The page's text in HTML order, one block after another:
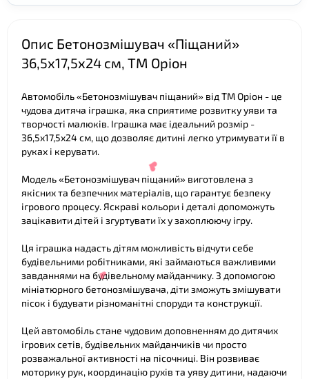
Опис Бетонозмішувач «Піщаний»
36,5х17,5х24 см, ТМ Оріон
Автомобіль «Бетонозмішувач піщаний» від ТМ Оріон - це
чудова дитяча іграшка, яка сприятиме розвитку уяви та
творчості малюків. Іграшка має ідеальний розмір -
36,5х17,5х24 см, що дозволяє дитині легко утримувати її в
руках і керувати.
Модель «Бетонозмішувач піщаний» виготовлена з
якісних та безпечних матеріалів, що гарантує безпеку
ігрового процесу. Яскраві кольори і деталі допоможуть
зацікавити дітей і згуртувати їх у захоплюючу ігру.
Ця іграшка надасть дітям можливість відчути себе
будівельними робітниками, які займаються важливими
завданнями на будівельному майданчику. З допомогою
мініатюрного бетонозмішувача, діти зможуть змішувати
пісок і будувати різноманітні споруди та конструкції.
Цей автомобіль стане чудовим доповненням до дитячих
ігрових сетів, будівельних майданчиків чи просто
розважальної активності на пісочниці. Він розвиває
моторику рук, координацію рухів та уяву дитини, надаючи
❤